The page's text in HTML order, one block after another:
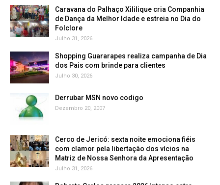
Caravana do Palhaço Xililique cria Companhia
de Dança da Melhor Idade e estreia no Dia do
Folclore
Julho 31, 2026
Shopping Guararapes realiza campanha de Dia
dos Pais com brinde para clientes
Julho 30, 2026
Derrubar MSN novo codigo
Dezembro 20, 2007
Cerco de Jericó: sexta noite emociona fiéis
com clamor pela libertação dos vícios na
Matriz de Nossa Senhora da Apresentação
Julho 31, 2026